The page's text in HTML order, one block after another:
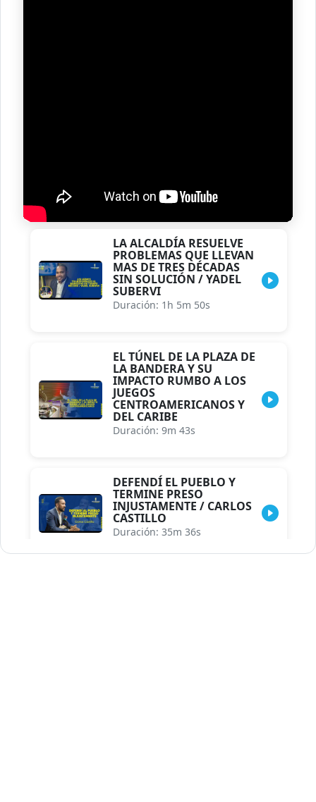
LA ALCALDÍA RESUELVE
PROBLEMAS QUE LLEVAN
MAS DE TRES DÉCADAS
SIN SOLUCIÓN / YADEL
SUBERVI
Duración: 1h 5m 50s
EL TÚNEL DE LA PLAZA DE
LA BANDERA Y SU
IMPACTO RUMBO A LOS
JUEGOS
CENTROAMERICANOS Y
DEL CARIBE
Duración: 9m 43s
DEFENDÍ EL PUEBLO Y
TERMINE PRESO
INJUSTAMENTE / CARLOS
CASTILLO
Duración: 35m 36s